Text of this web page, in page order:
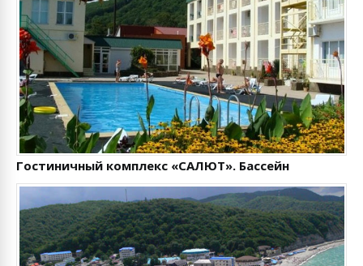
Гостиничный комплекс «САЛЮТ». Бассейн